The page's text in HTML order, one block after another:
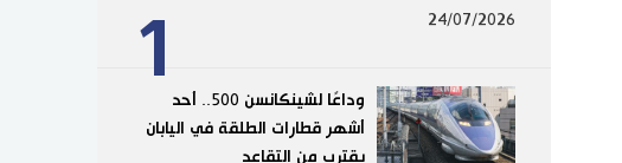
1 24/07/2026
وداعًا لشينكانسن 500.. أحد
أشهر قطارات الطلقة في اليابان
يقترب من التقاعد